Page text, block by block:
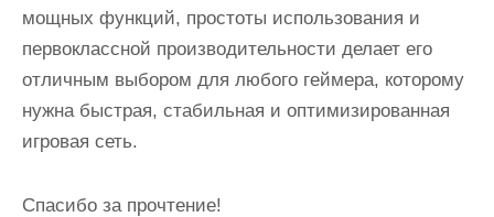
мощных функций, простоты использования и
первоклассной производительности делает его
отличным выбором для любого геймера, которому
нужна быстрая, стабильная и оптимизированная
игровая сеть.
Спасибо за прочтение!